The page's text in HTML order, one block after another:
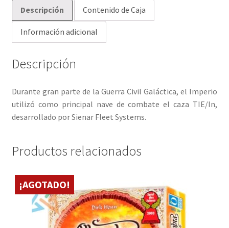
Descripción Contenido de Caja
Información adicional
Descripción
Durante gran parte de la Guerra Civil Galáctica, el Imperio
utilizó como principal nave de combate el caza TIE/In,
desarrollado por Sienar Fleet Systems.
Productos relacionados
¡AGOTADO!